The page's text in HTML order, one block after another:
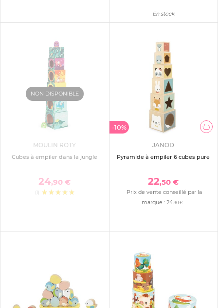
En stock
NON DISPONIBLE
MOULIN ROTY
Cubes à empiler dans la jungle
24,90 €
-10%
JANOD
Pyramide à empiler 6 cubes pure
22,50 €
Prix de vente conseillé par la
marque :24,90 €